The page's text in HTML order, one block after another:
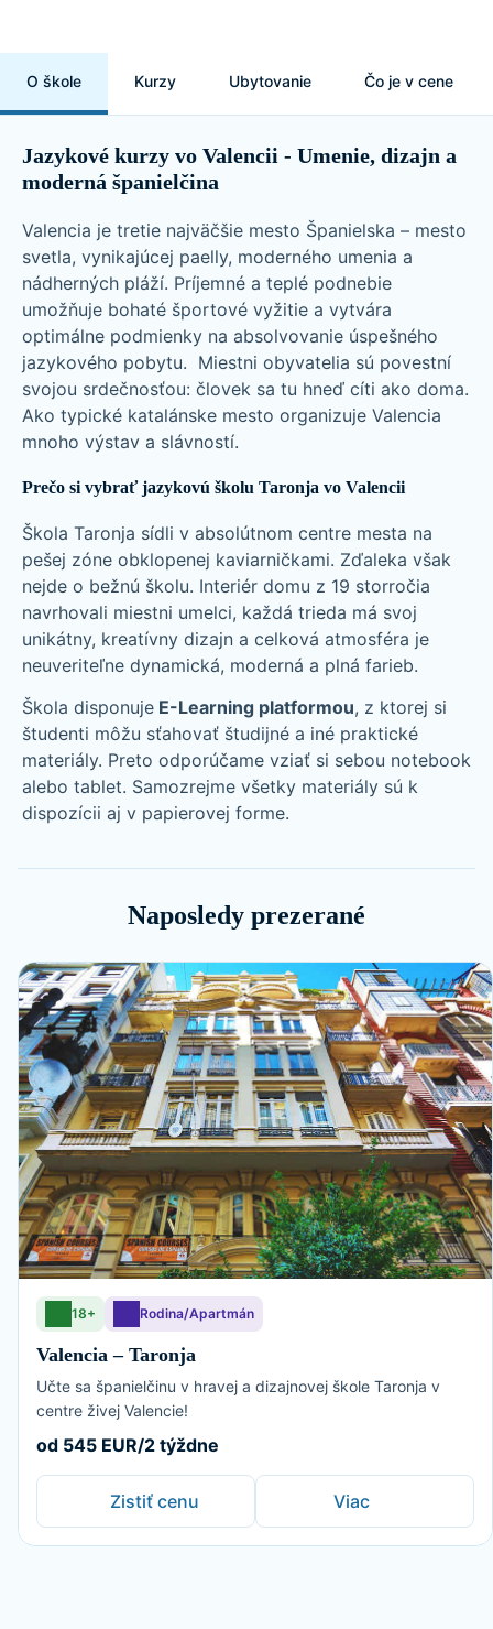
O škole Kurzy Ubytovanie Čo je v cene
Jazykové kurzy vo Valencii - Umenie, dizajn a
moderná španielčina
Valencia je tretie najväčšie mesto Španielska – mesto
svetla, vynikajúcej paelly, moderného umenia a
nádherných pláží. Príjemné a teplé podnebie
umožňuje bohaté športové vyžitie a vytvára
optimálne podmienky na absolvovanie úspešného
jazykového pobytu. Miestni obyvatelia sú povestní
svojou srdečnosťou: človek sa tu hneď cíti ako doma.
Ako typické katalánske mesto organizuje Valencia
mnoho výstav a slávností.
Prečo si vybrať jazykovú školu Taronja vo Valencii
Škola Taronja sídli v absolútnom centre mesta na
pešej zóne obklopenej kaviarničkami. Zďaleka však
nejde o bežnú školu. Interiér domu z 19 storročia
navrhovali miestni umelci, každá trieda má svoj
unikátny, kreatívny dizajn a celková atmosféra je
neuveriteľne dynamická, moderná a plná farieb.
Škola disponuje E-Learning platformou, z ktorej si
študenti môžu sťahovať študijné a iné praktické
materiály. Preto odporúčame vziať si sebou notebook
alebo tablet. Samozrejme všetky materiály sú k
dispozícii aj v papierovej forme.
Naposledy prezerané
18+ Rodina/Apartmán
Valencia – Taronja
Učte sa španielčinu v hravej a dizajnovej škole Taronja v
centre živej Valencie!
od 545 EUR/2 týždne
Zistiť cenu Viac